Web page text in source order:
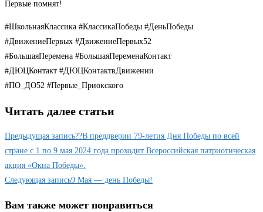
Первые помнят!
#ШкольнаяКлассика #КлассикаПобеды #ДеньПобеды
#ДвижениеПервых #ДвижениеПервых52
#БольшаяПеремена #БольшаяПеременаКонтакт
#ДЮЦКонтакт #ДЮЦКонтактвДвижении
#ПО_ДО52 #Первые_Приокского
Читать далее статьи
Предыдущая запись??В преддверии 79-летия Дня Победы по всей
стране с 1 по 9 мая 2024 года проходит Всероссийская патриотическая
акция «Окна Победы».
Следующая запись9 Мая — день Победы!
Вам также может понравиться